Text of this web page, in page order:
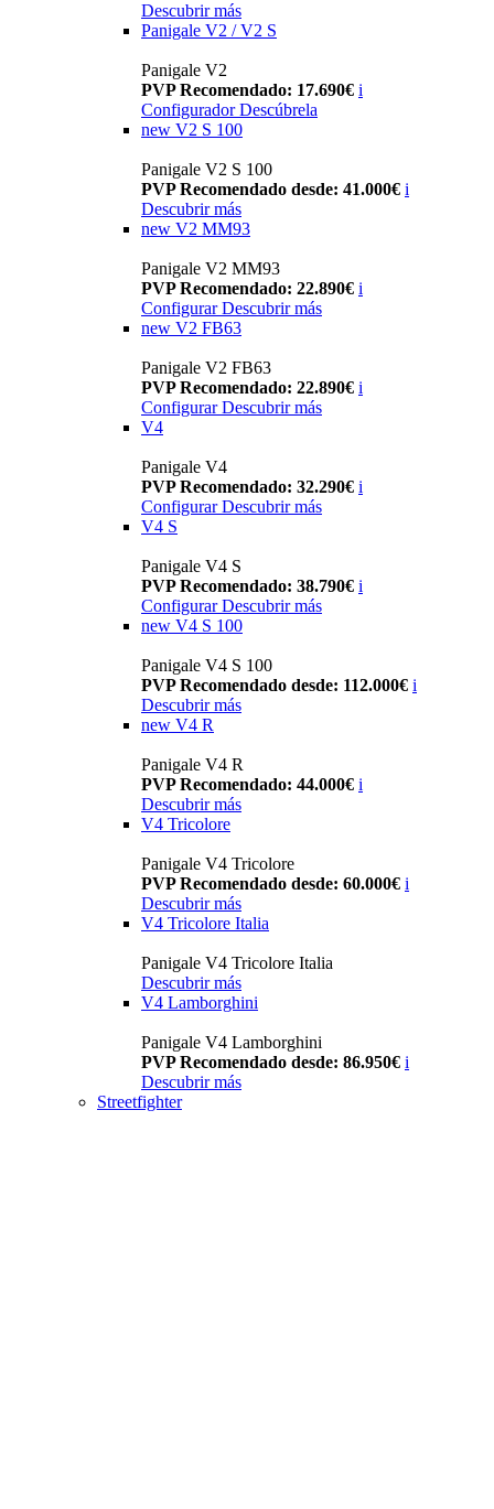
Descubrir más
Panigale V2 / V2 S
Panigale V2
PVP Recomendado: 17.690€ i
Configurador Descúbrela
new V2 S 100
Panigale V2 S 100
PVP Recomendado desde: 41.000€ i
Descubrir más
new V2 MM93
Panigale V2 MM93
PVP Recomendado: 22.890€ i
Configurar Descubrir más
new V2 FB63
Panigale V2 FB63
PVP Recomendado: 22.890€ i
Configurar Descubrir más
V4
Panigale V4
PVP Recomendado: 32.290€ i
Configurar Descubrir más
V4 S
Panigale V4 S
PVP Recomendado: 38.790€ i
Configurar Descubrir más
new V4 S 100
Panigale V4 S 100
PVP Recomendado desde: 112.000€ i
Descubrir más
new V4 R
Panigale V4 R
PVP Recomendado: 44.000€ i
Descubrir más
V4 Tricolore
Panigale V4 Tricolore
PVP Recomendado desde: 60.000€ i
Descubrir más
V4 Tricolore Italia
Panigale V4 Tricolore Italia
Descubrir más
V4 Lamborghini
Panigale V4 Lamborghini
PVP Recomendado desde: 86.950€ i
Descubrir más
Streetfighter